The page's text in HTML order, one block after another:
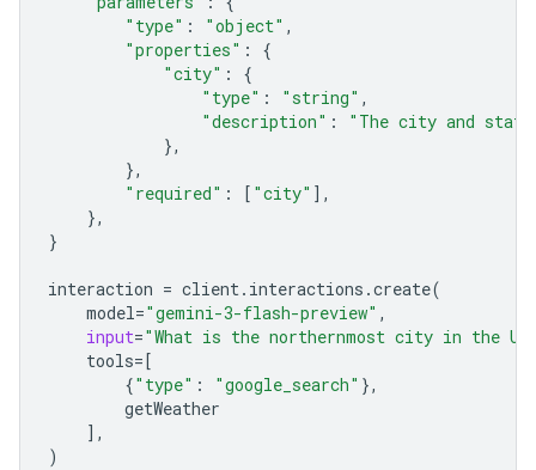
"type" : "object" ,
"properties" :
{
"city" :
{
"type" : "string" ,
"description" :
"The city and
},
},
"required" : [ "city" ],
},
}
interaction = client. interactions .create(
model="gemini-3-flash-preview" ,
input="What is the northernmost city in the
tools=[
{"type" : "google_search" },
getWeather
],
)